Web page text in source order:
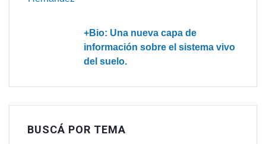
+Bio: Una nueva capa de
información sobre el sistema vivo
del suelo.
BUSCÁ POR TEMA